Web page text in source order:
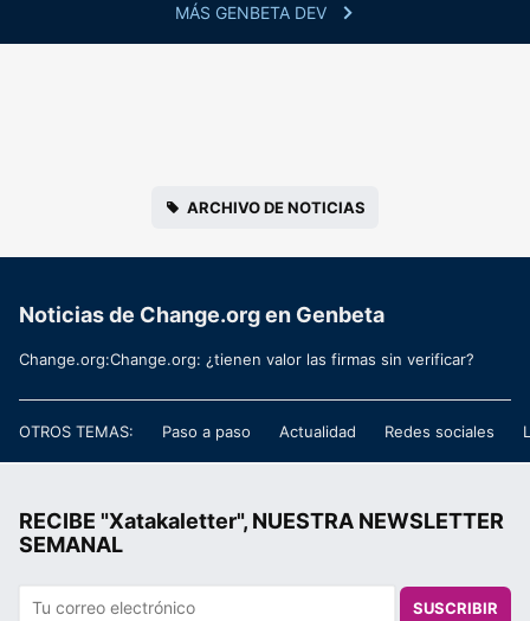
MÁS GENBETA DEV
ARCHIVO DE NOTICIAS
Noticias de Change.org en Genbeta
Change.org:Change.org: ¿tienen valor las firmas sin verificar?
OTROS TEMAS: Paso a paso Actualidad Redes sociales
RECIBE "Xatakaletter", NUESTRA NEWSLETTER
SEMANAL
SUSCRIBIR